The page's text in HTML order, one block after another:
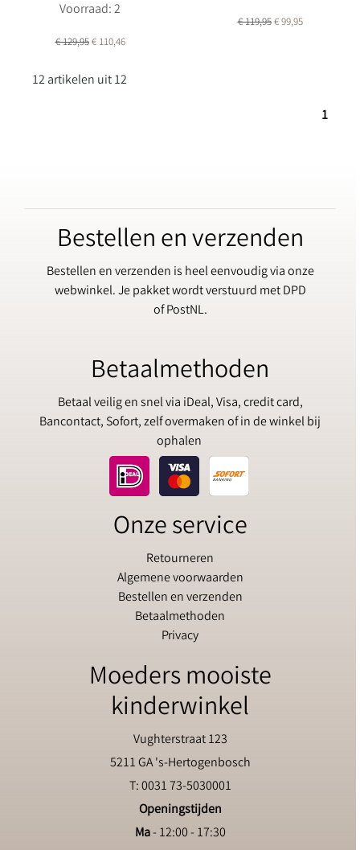
Voorraad: 2
€ 129,95€ 110,46
€ 119,95€ 99,95
12 artikelen uit 12
1
Bestellen en verzenden
Bestellen en verzenden is heel eenvoudig via onze
webwinkel. Je pakket wordt verstuurd met DPD
of PostNL.
Betaalmethoden
Betaal veilig en snel via iDeal, Visa, credit card,
Bancontact, Sofort, zelf overmaken of in de winkel bij
ophalen
Onze service
Retourneren
Algemene voorwaarden
Bestellen en verzenden
Betaalmethoden
Privacy
Moeders mooiste
kinderwinkel
Vughterstraat 123
5211 GA 's-Hertogenbosch
T: 0031 73-5030001
Openingstijden
Ma- 12:00 - 17:30